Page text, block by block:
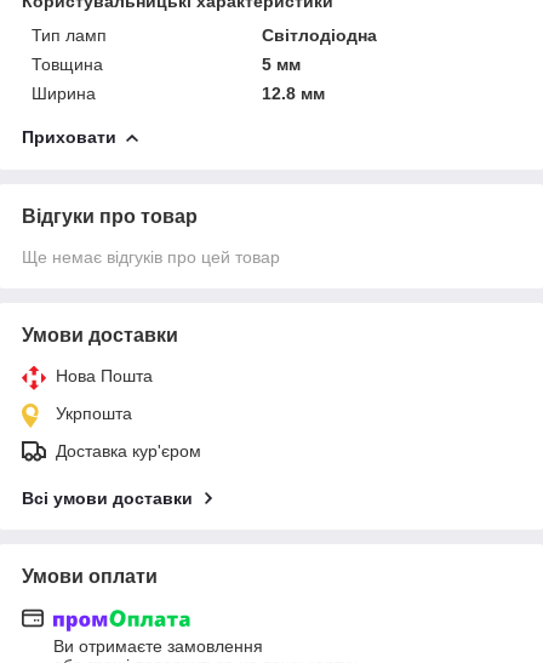
Тип ламп
Світлодіодна
Товщина
5 мм
Ширина
12.8 мм
Приховати
Відгуки про товар
Ще немає відгуків про цей товар
Умови доставки
Нова Пошта
Укрпошта
Доставка кур'єром
Всі умови доставки
Умови оплати
Ви отримаєте замовлення